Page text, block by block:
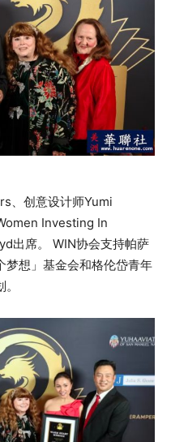
、创意设计师Yumi
Investing In
出席。 WIN协会支持帕萨
梦想」基金会和格伦岱青年